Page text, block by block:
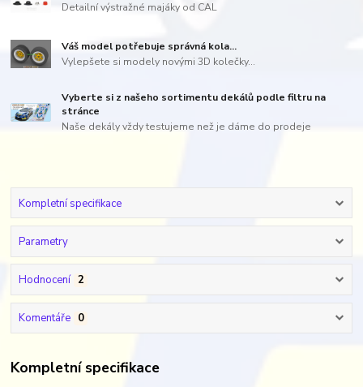
Detailní výstražné majáky od CAL
Váš model potřebuje správná kola...
Vylepšete si modely novými 3D kolečky...
Vyberte si z našeho sortimentu dekálů podle filtru na
stránce
Naše dekály vždy testujeme než je dáme do prodeje
Kompletní specifikace
Parametry
Hodnocení 2
Komentáře 0
Kompletní specifikace